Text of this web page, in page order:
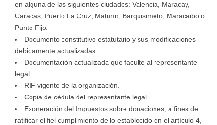
en alguna de las siguientes ciudades: Valencia, Maracay,
Caracas, Puerto La Cruz, Maturín, Barquisimeto, Maracaibo o
Punto Fijo.
Documento constitutivo estatutario y sus modificaciones
debidamente actualizadas.
Documentación actualizada que faculte al representante
legal.
RIF vigente de la organización.
Copia de cédula del representante legal
Exoneración del Impuestos sobre donaciones; a fines de
ratificar el fiel cumplimiento de lo establecido en el artículo 4,